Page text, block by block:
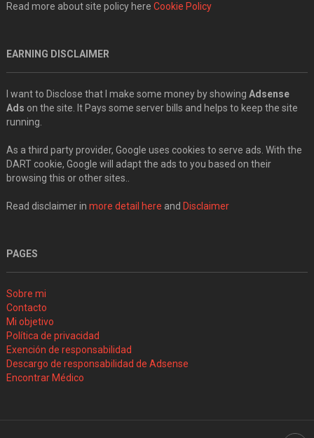
Read more about site policy here Cookie Policy
EARNING DISCLAIMER
I want to Disclose that I make some money by showing Adsense
Ads on the site. It Pays some server bills and helps to keep the site
running.
As a third party provider, Google uses cookies to serve ads. With the
DART cookie, Google will adapt the ads to you based on their
browsing this or other sites..
Read disclaimer in more detail here and Disclaimer
PAGES
Sobre mi
Contacto
Mi objetivo
Política de privacidad
Exención de responsabilidad
Descargo de responsabilidad de Adsense
Encontrar Médico